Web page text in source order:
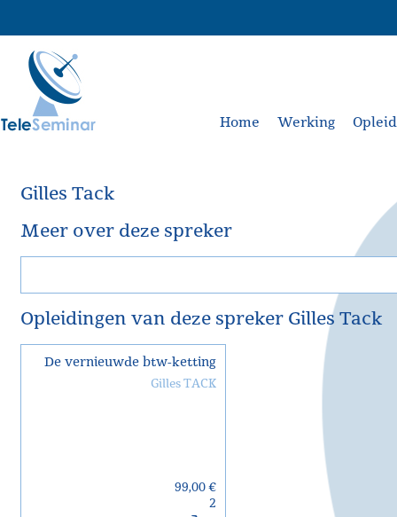
Home Werking
Gilles Tack
Meer over deze spreker
Opleidingen van deze spreker Gilles Tack
De vernieuwde btw-ketting
Gilles TACK
99,00 €
2